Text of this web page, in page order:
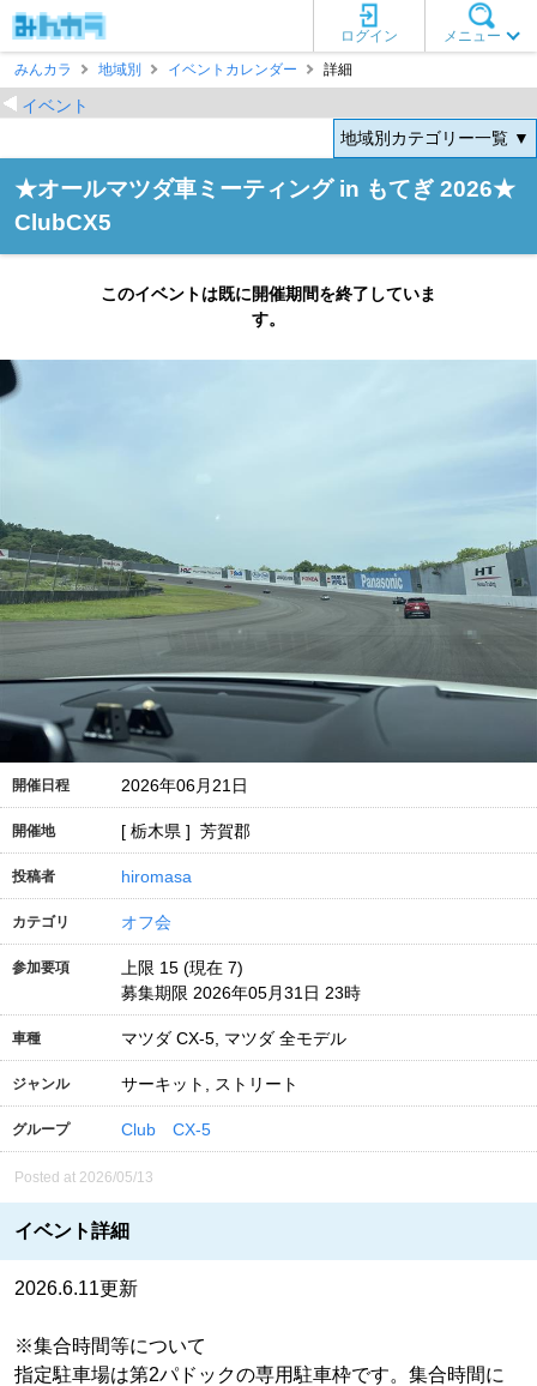
メニュー
ログイン
みんカラ
地域別 イベントカレンダー 詳細
イベント
地域別カテゴリー一覧 ▼
★オールマツダ車ミーティング in もてぎ 2026★
ClubCX5
このイベントは既に開催期間を終了していま
す。
開催日程 2026年06月21日
開催地 [ 栃木県 ] 芳賀郡
投稿者 hiromasa
カテゴリ オフ会
参加要項
上限 15 (現在 7)
募集期限 2026年05月31日 23時
車種 マツダ CX-5, マツダ 全モデル
ジャンル サーキット, ストリート
グループ Club CX-5
Posted at 2026/05/13
イベント詳細
2026.6.11更新
※集合時間等について
指定駐車場は第2パドックの専用駐車枠です。集合時間に